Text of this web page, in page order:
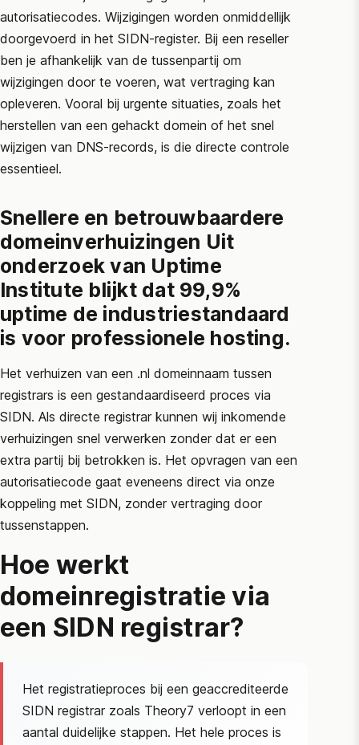
autorisatiecodes. Wijzigingen worden onmiddellijk
doorgevoerd in het SIDN-register. Bij een reseller
ben je afhankelijk van de tussenpartij om
wijzigingen door te voeren, wat vertraging kan
opleveren. Vooral bij urgente situaties, zoals het
herstellen van een gehackt domein of het snel
wijzigen van DNS-records, is die directe controle
essentieel.
Snellere en betrouwbaardere
domeinverhuizingen Uit
onderzoek van Uptime
Institute blijkt dat 99,9%
uptime de industriestandaard
is voor professionele hosting.
Het verhuizen van een .nl domeinnaam tussen
registrars is een gestandaardiseerd proces via
SIDN. Als directe registrar kunnen wij inkomende
verhuizingen snel verwerken zonder dat er een
extra partij bij betrokken is. Het opvragen van een
autorisatiecode gaat eveneens direct via onze
koppeling met SIDN, zonder vertraging door
tussenstappen.
Hoe werkt
domeinregistratie via
een SIDN registrar?
Het registratieproces bij een geaccrediteerde
SIDN registrar zoals Theory7 verloopt in een
aantal duidelijke stappen. Het hele proces is